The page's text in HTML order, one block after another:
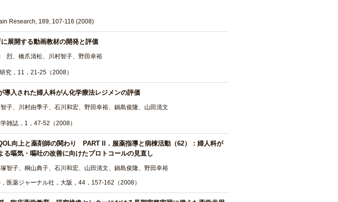
Research, 189, 107-116 (2008)
展開する動画教材の開発と評価
烈、橋爪清松、川村智子、野田幸裕
究，11，21-25（2008）
導入された婦人科がん化学療法レジメンの評価
子、川村由季子、石川和宏、野田幸裕、鍋島俊隆、山田清文
雑誌，1，47-52（2008）
向上と薬剤師の関わり PART II．服薬指導と病棟活動（62）：婦人科が
る嘔気・嘔吐の改善に向けたプロトコールの見直し
智子、桐山典子、石川和宏、山田清文、鍋島俊隆、野田幸裕
医薬ジャーナル社，大阪，44，157-162（2008）